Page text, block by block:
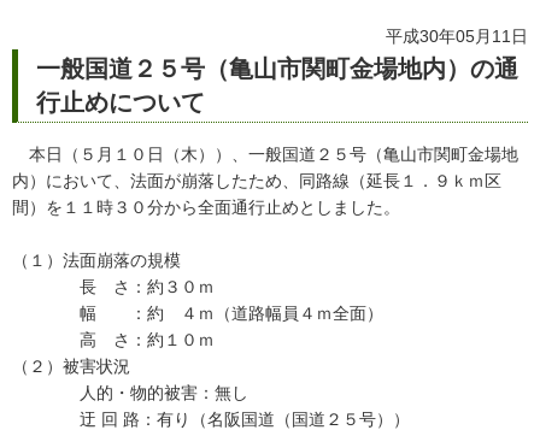
平成30年05月11日
一般国道２５号（亀山市関町金場地内）の通
行止めについて
本日（５月１０日（木））、一般国道２５号（亀山市関町金場地
内）において、法面が崩落したため、同路線（延長１．９ｋｍ区
間）を１１時３０分から全面通行止めとしました。
（１）法面崩落の規模
長 さ：約３０ｍ
幅 ：約 ４ｍ（道路幅員４ｍ全面）
高 さ：約１０ｍ
（２）被害状況
人的・物的被害：無し
迂 回 路：有り（名阪国道（国道２５号））